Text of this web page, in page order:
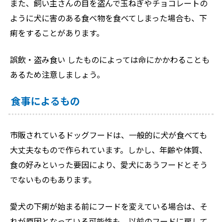
また、飼い主さんの目を盗んで玉ねぎやチョコレートの
ように犬に害のある食べ物を食べてしまった場合も、下
痢をすることがあります。
誤飲・盗み食い したものによっては命にかかわることも
あるため注意しましょう。
食事によるもの
市販されているドッグフードは、一般的に犬が食べても
大丈夫なもので作られています。しかし、年齢や体質、
食の好みといった要因により、愛犬にあうフードとそう
でないものもあります。
愛犬の下痢が始まる前にフードを変えている場合は、そ